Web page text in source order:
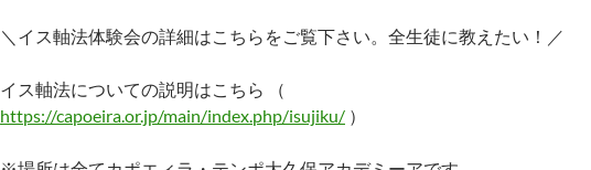
＼イス軸法体験会の詳細はこちらをご覧下さい。全生徒に教えたい！／
イス軸法についての説明はこちら （
https://capoeira.or.jp/main/index.php/isujiku/ ）